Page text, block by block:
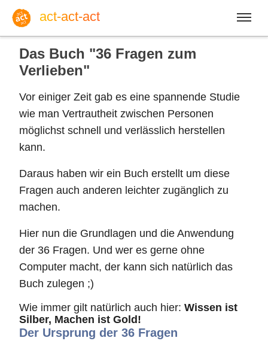
act-act-act
Anmelden
Blog
So, 09. August 2026 | 32
Englisch Deutsch Spanisch
Das Buch "36 Fragen zum
Verlieben"
Vor einiger Zeit gab es eine spannende Studie
wie man Vertrautheit zwischen Personen
möglichst schnell und verlässlich herstellen
kann.
Daraus haben wir ein Buch erstellt um diese
Fragen auch anderen leichter zugänglich zu
machen.
Hier nun die Grundlagen und die Anwendung
der 36 Fragen. Und wer es gerne ohne
Computer macht, der kann sich natürlich das
Buch zulegen ;)
Wie immer gilt natürlich auch hier: Wissen ist
Silber, Machen ist Gold!
Der Ursprung der 36 Fragen